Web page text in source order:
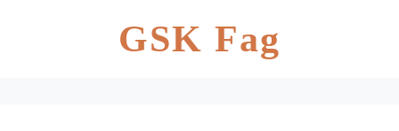
GSK Fag